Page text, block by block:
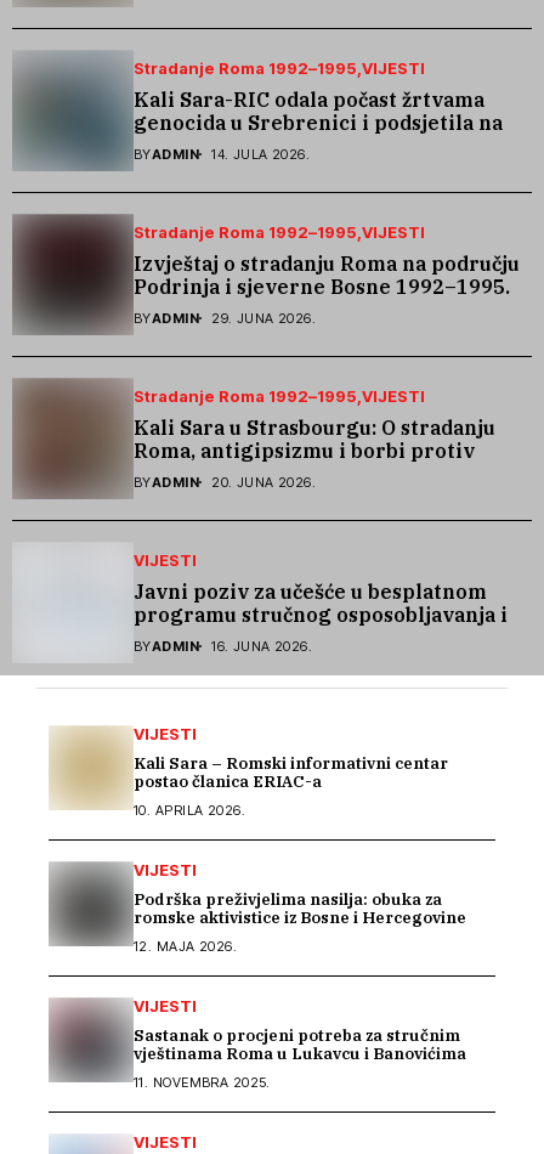
Stradanje Roma 1992–1995 VIJESTI
Kali Sara-RIC odala počast žrtvama
genocida u Srebrenici i podsjetila na
stradanje Roma iz Skočića
BYADMIN 14. JULA 2026.
Stradanje Roma 1992–1995 VIJESTI
Izvještaj o stradanju Roma na području
Podrinja i sjeverne Bosne 1992–1995.
godine
BYADMIN 29. JUNA 2026.
Stradanje Roma 1992–1995 VIJESTI
Kali Sara u Strasbourgu: O stradanju
Roma, antigipsizmu i borbi protiv
govora mržnje
BYADMIN 20. JUNA 2026.
VIJESTI
Javni poziv za učešće u besplatnom
programu stručnog osposobljavanja i
podrške pri zapošljavanju
BYADMIN 16. JUNA 2026.
VIJESTI
Kali Sara – Romski informativni centar
postao članica ERIAC-a
10. APRILA 2026.
VIJESTI
Podrška preživjelima nasilja: obuka za
romske aktivistice iz Bosne i Hercegovine
12. MAJA 2026.
VIJESTI
Sastanak o procjeni potreba za stručnim
vještinama Roma u Lukavcu i Banovićima
11. NOVEMBRA 2025.
VIJESTI